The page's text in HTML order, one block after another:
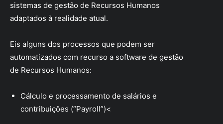
sistemas de gestão de Recursos Humanos
adaptados à realidade atual.
Eis alguns dos processos que podem ser
automatizados com recurso a software de gestão
de Recursos Humanos:
Cálculo e processamento de salários e
contribuições (“Payroll”)<